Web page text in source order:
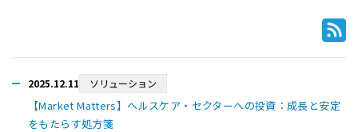
2025.12.11 ソリューション
【Market Matters】ヘルスケア・セクターへの投資：成長と安定
をもたらす処方箋